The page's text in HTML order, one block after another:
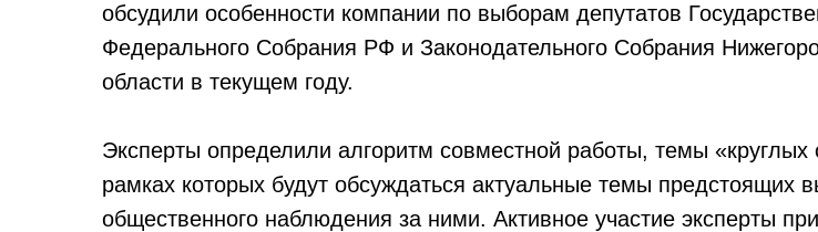
обсудили особенности компании по выборам депутатов
Федерального Собрания РФ и Законодательного Собрания
области в текущем году.
Эксперты определили алгоритм совместной работы, темы «круглых
рамках которых будут обсуждаться актуальные темы предстоящих
общественного наблюдения за ними. Активное участие эксперты